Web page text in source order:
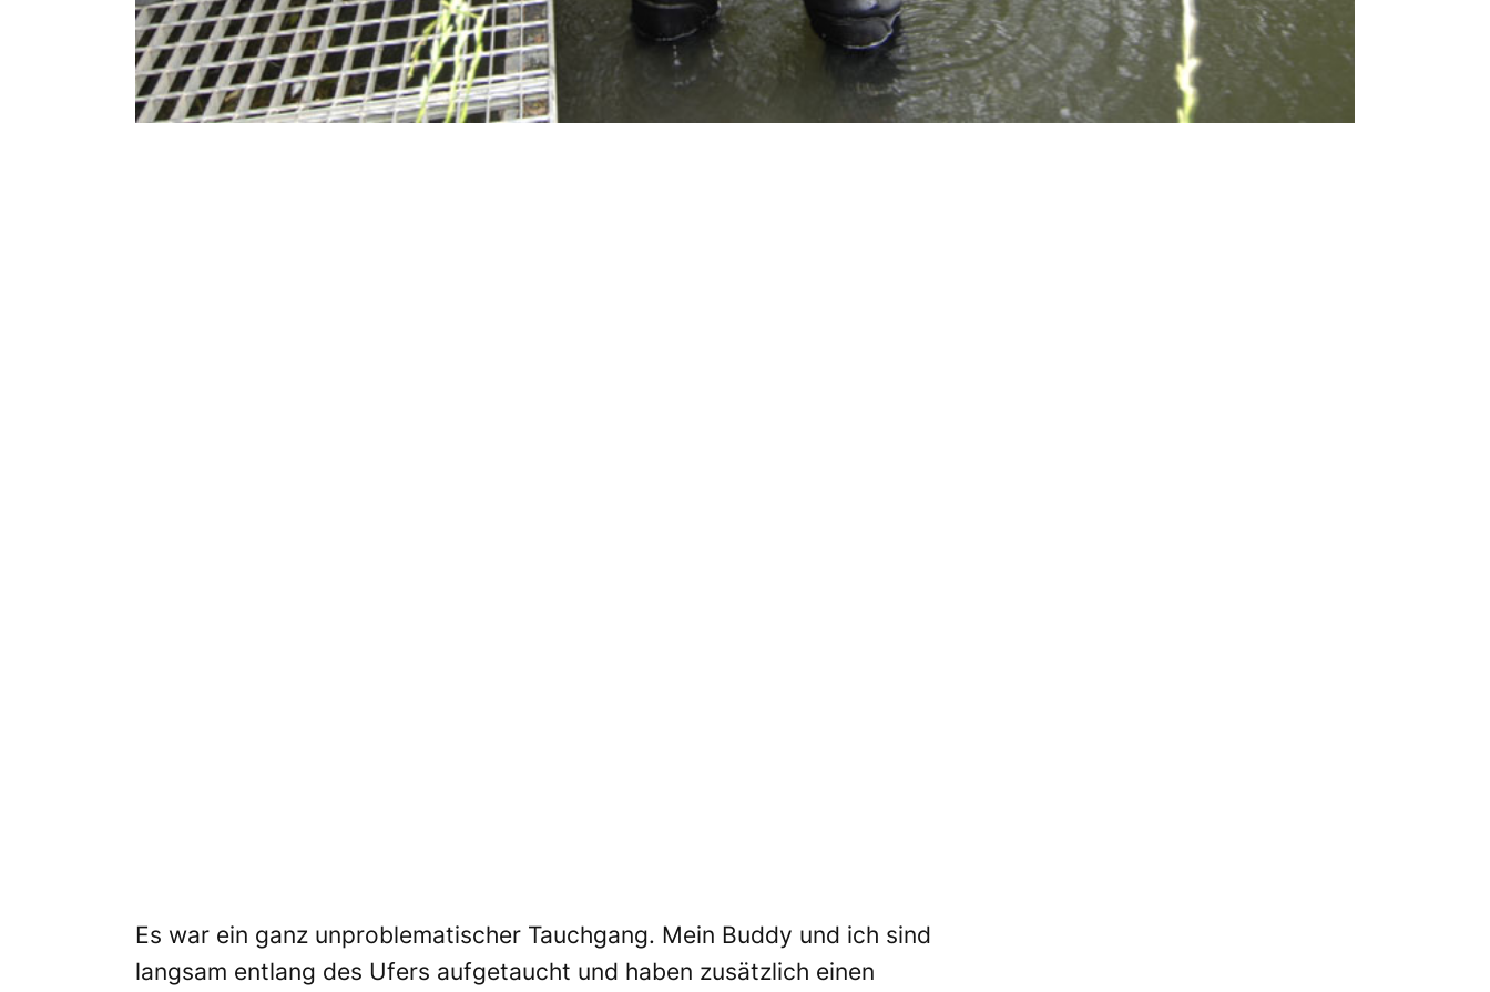
Es war ein ganz unproblematischer Tauchgang. Mein Buddy und ich sind
langsam entlang des Ufers aufgetaucht und haben zusätzlich einen